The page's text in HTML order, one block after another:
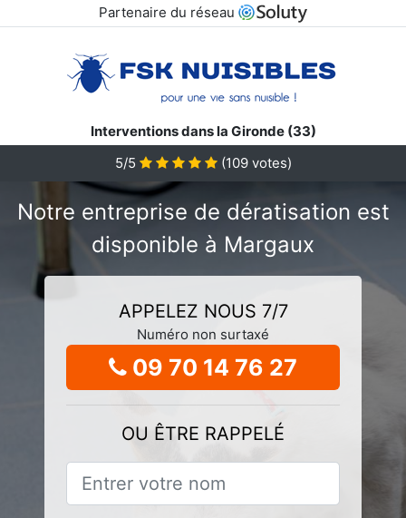
Partenaire du réseau
Interventions dans la Gironde (33)
5/5
(109votes)
Notre entreprise de dératisation est
disponible à Margaux
APPELEZ NOUS 7/7
Numéro non surtaxé
09 70 14 76 27
OU ÊTRE RAPPELÉ